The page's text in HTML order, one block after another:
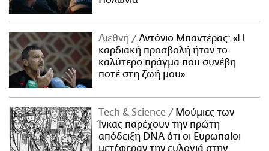
Διεθνή
Αντόνιο Μπαντέρας: «Η
καρδιακή προσβολή ήταν το
καλύτερο πράγμα που συνέβη
ποτέ στη ζωή μου»
Τech & Science
Μούμιες των
Ίνκας παρέχουν την πρώτη
απόδειξη DNA ότι οι Ευρωπαίοι
μετέφεραν την ευλογιά στην